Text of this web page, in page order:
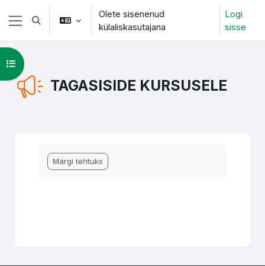
Jäta vahele peasisuni
Küljepaneel
Lülitab otsingu sisendi
Olete sisenenud
külaliskasutajana
Logi
sisse
TAGASISIDE KURSUSELE
Ava kursuse sisukord
Märgi tehtuks